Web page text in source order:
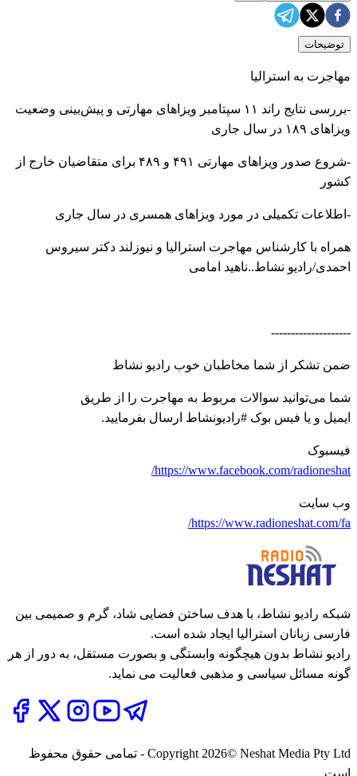
توضیحات
مهاجرت به استرالیا
-بررسی نتایج راند ۱۱ سپتامبر ویزاهای مهارتی و پیش‌بینی وضعیت
ویزاهای ۱۸۹ در سال جاری
-شروع صدور ویزاهای مهارتی ۴۹۱ و ۴۸۹ برای متقاضیان خارج از
کشور
-اطلاعات تکمیلی در مورد ویزاهای همسری در سال جاری
همراه با کارشناس مهاجرت استرالیا و نیوزلند دکتر سیروس
احمدی/رادیو نشاط..ناهید امامی
--------------------
ضمن تشکر از شما مخاطبان خوب رادیو نشاط
شما می‌توانید سوالات مربوط به مهاجرت را از طریق
ایمیل و یا فیس بوک #رادیونشاط ارسال بفرمایید.
فیسبوک
https://www.facebook.com/radioneshat/
وب سایت
https://www.radioneshat.com/fa/
شبکه رادیو نشاط، با هدف ساختن فضایی شاد، گرم و صمیمی بین
فارسی زبانان استرالیا ایجاد شده است.
رادیو نشاط بدون هیچگونه وابستگی و بصورت مستقل، به دور از هر
گونه مسائل سیاسی و مذهبی فعالیت می نماید.
Copyright 2026
© Neshat Media Pty Ltd - تمامی حقوق محفوظ
است